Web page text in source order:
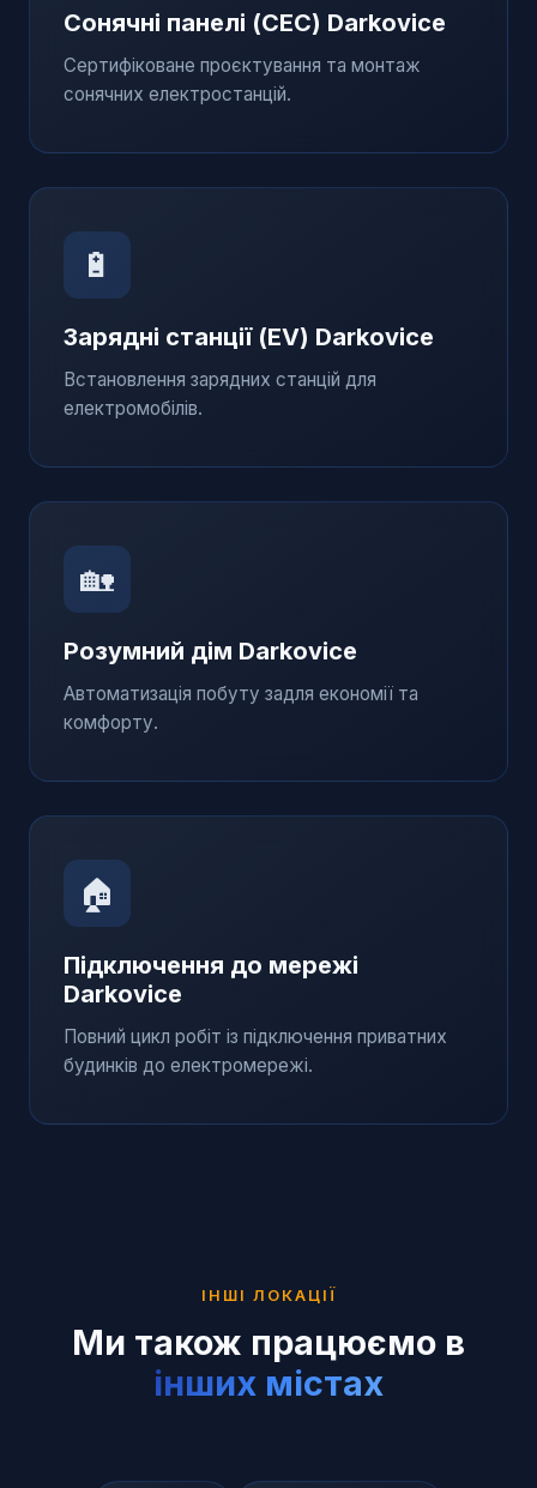
Сонячні панелі (СЕС) Darkovice
Сертифіковане проєктування та монтаж
сонячних електростанцій.
🔋
Зарядні станції (EV) Darkovice
Встановлення зарядних станцій для
електромобілів.
🏡
Розумний дім Darkovice
Автоматизація побуту задля економії та
комфорту.
🏠
Підключення до мережі
Darkovice
Повний цикл робіт із підключення приватних
будинків до електромережі.
ІНШІ ЛОКАЦІЇ
Ми також працюємо в
інших містах